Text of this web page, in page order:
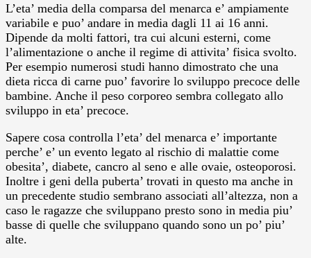
L’eta’ media della comparsa del menarca e’ ampiamente
variabile e puo’ andare in media dagli 11 ai 16 anni.
Dipende da molti fattori, tra cui alcuni esterni, come
l’alimentazione o anche il regime di attivita’ fisica svolto.
Per esempio numerosi studi hanno dimostrato che una
dieta ricca di carne puo’ favorire lo sviluppo precoce delle
bambine. Anche il peso corporeo sembra collegato allo
sviluppo in eta’ precoce.
Sapere cosa controlla l’eta’ del menarca e’ importante
perche’ e’ un evento legato al rischio di malattie come
obesita’, diabete, cancro al seno e alle ovaie, osteoporosi.
Inoltre i geni della puberta’ trovati in questo ma anche in
un precedente studio sembrano associati all’altezza, non a
caso le ragazze che sviluppano presto sono in media piu’
basse di quelle che sviluppano quando sono un po’ piu’
alte.